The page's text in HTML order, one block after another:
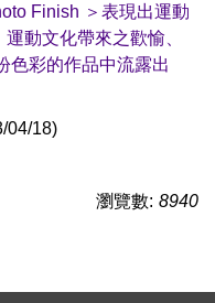
Finish ＞表現出運動
動文化帶來之歡愉、
色彩的作品中流露出
04/18)
瀏覽數: 8940